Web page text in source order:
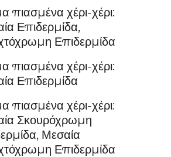
πιασμένα χέρι-χέρι:
Επιδερμίδα,
Επιδερμίδα
πιασμένα χέρι-χέρι:
Επιδερμίδα
πιασμένα χέρι-χέρι:
Σκουρόχρωμη
Μεσαία
Επιδερμίδα